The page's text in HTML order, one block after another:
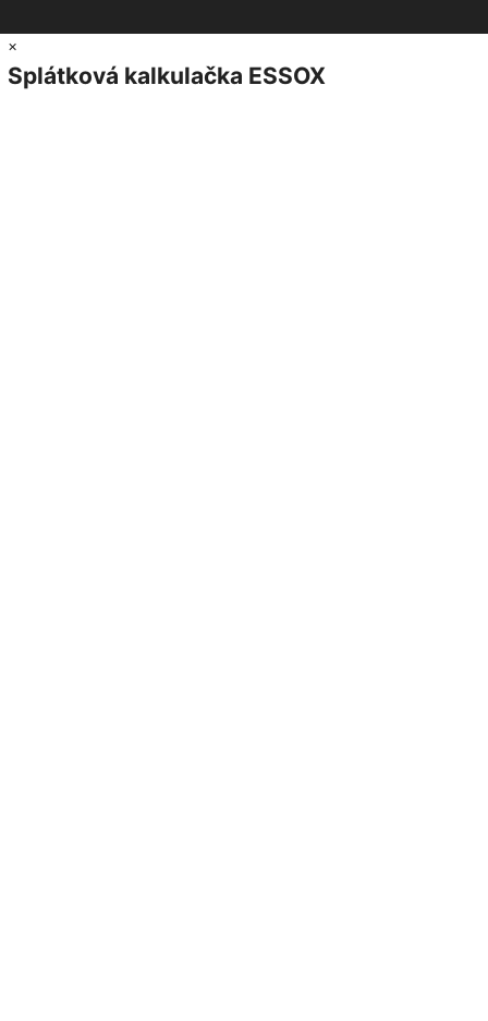
×
Splátková kalkulačka ESSOX